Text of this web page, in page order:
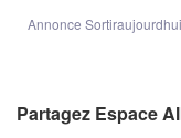
Annonce Sortiraujourdhui
Partagez Espace